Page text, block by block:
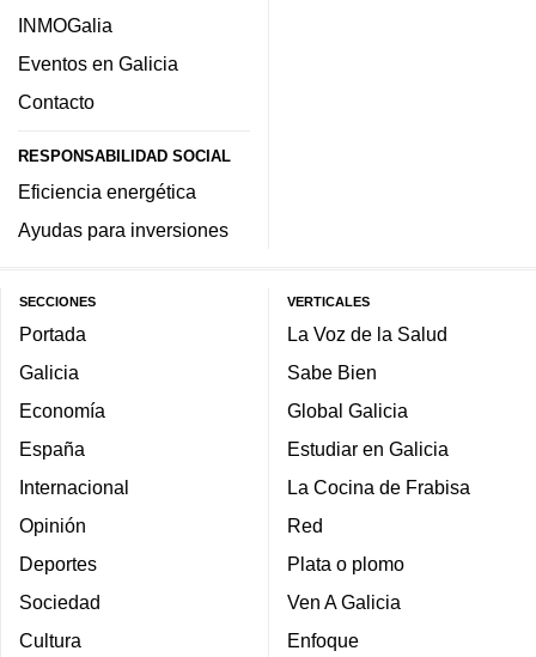
INMOGalia
Eventos en Galicia
Contacto
RESPONSABILIDAD SOCIAL
Eficiencia energética
Ayudas para inversiones
SECCIONES
Portada
Galicia
Economía
España
Internacional
Opinión
Deportes
Sociedad
Cultura
VERTICALES
La Voz de la Salud
Sabe Bien
Global Galicia
Estudiar en Galicia
La Cocina de Frabisa
Red
Plata o plomo
Ven A Galicia
Enfoque